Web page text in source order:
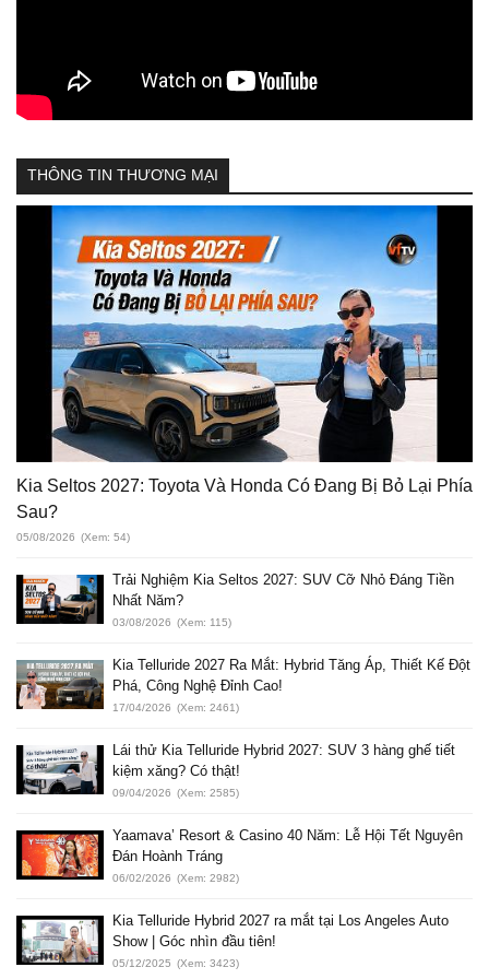
THÔNG TIN THƯƠNG MẠI
Kia Seltos 2027: Toyota Và Honda Có Đang Bị Bỏ Lại Phía
Sau?
05/08/2026 (Xem: 54)
Trải Nghiệm Kia Seltos 2027: SUV Cỡ Nhỏ Đáng Tiền
Nhất Năm?
03/08/2026 (Xem: 115)
Kia Telluride 2027 Ra Mắt: Hybrid Tăng Áp, Thiết Kế Đột
Phá, Công Nghệ Đỉnh Cao!
17/04/2026 (Xem: 2461)
Lái thử Kia Telluride Hybrid 2027: SUV 3 hàng ghế tiết
kiệm xăng? Có thật!
09/04/2026 (Xem: 2585)
Yaamava’ Resort & Casino 40 Năm: Lễ Hội Tết Nguyên
Đán Hoành Tráng
06/02/2026 (Xem: 2982)
Kia Telluride Hybrid 2027 ra mắt tại Los Angeles Auto
Show | Góc nhìn đầu tiên!
05/12/2025 (Xem: 3423)